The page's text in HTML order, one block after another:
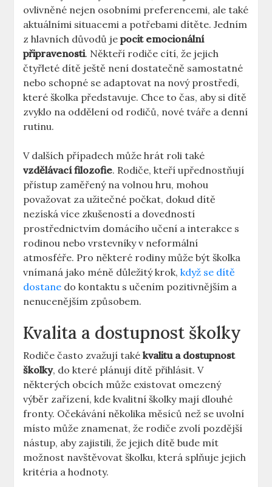
ovlivněné nejen osobními preferencemi, ale také
aktuálními situacemi a potřebami dítěte. Jedním
z hlavních důvodů jepocit emocionální
připravenosti. Někteří rodiče cítí, že jejich
čtyřleté dítě ještě není dostatečně samostatné
nebo schopné se adaptovat na nový prostředí,
které školka představuje. Chce to čas, aby si dítě
zvyklo na oddělení od rodičů, nové tváře a denní
rutinu.
V dalších případech může hrát roli také
vzdělávací filozofie. Rodiče, kteří upřednostňují
přístup zaměřený na volnou hru, mohou
považovat za užitečné počkat, dokud dítě
nezíská více zkušeností a dovedností
prostřednictvím domácího učení a interakce s
rodinou nebo vrstevníky v neformální
atmosféře. Pro některé rodiny může být školka
vnímaná jako méně důležitý krok,když se dítě
dostane do kontaktu s učením pozitivnějším a
nenucenějším způsobem.
Kvalita a dostupnost školky
Rodiče často zvažují takékvalitu a dostupnost
školky, do které plánují dítě přihlásit. V
některých obcích může existovat omezený
výběr zařízení, kde kvalitní školky mají dlouhé
fronty. Očekávání několika měsíců než se uvolní
místo může znamenat, že rodiče zvolí pozdější
nástup, aby zajistili, že jejich dítě bude mít
možnost navštěvovat školku, která splňuje jejich
kritéria a hodnoty.